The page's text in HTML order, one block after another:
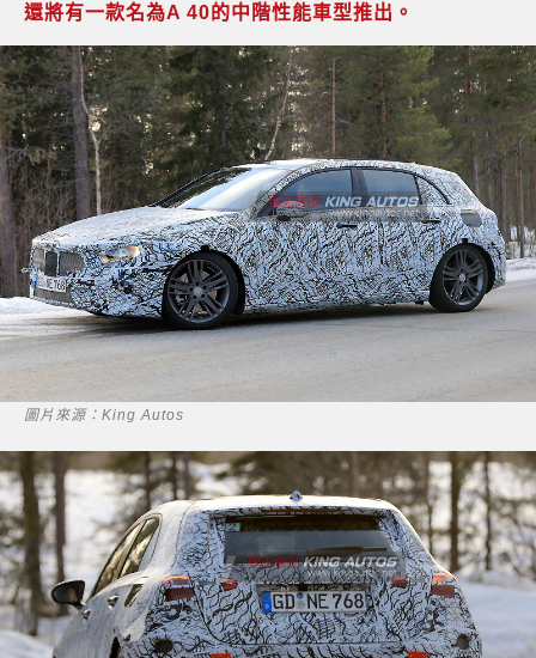
還將有一款名為A 40的中階性能車型推出。
圖片來源：King Autos